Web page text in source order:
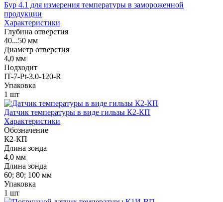
Бур 4.1 для измерения температуры в замороженной
продукции
Характеристики
Глубина отверстия
40...50 мм
Диаметр отверстия
4,0 мм
Подходит
IT-7-Pt-3.0-120-R
Упаковка
1 шт
Датчик температуры в виде гильзы К2-КП
Характеристики
Обозначение
К2-КП
Длина зонда
4,0 мм
Длина зонда
60; 80; 100 мм
Упаковка
1 шт